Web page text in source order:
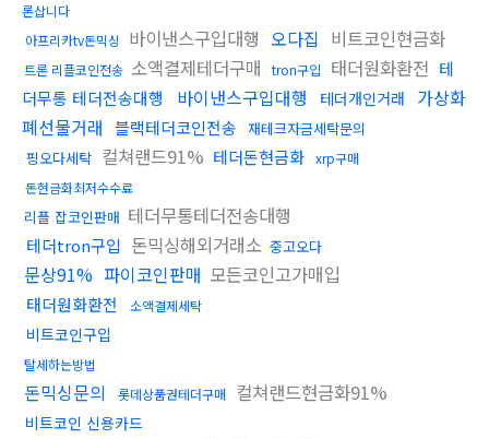
론삽니다
아프리카tv돈믹싱
바이낸스구입대행 오다집 비트코인현금화
트론 리플코인전송 소액결제테더구매 tron구입 태더원화환전 테
더무통 테더전송대행
바이낸스구입대행 테더개인거래
가상화
폐선물거래 블랙테더코인전송 재테크자금세탁문의
핑오다세탁 컬쳐랜드91% 테더돈현금화 xrp구매
돈현금화최저수수료
리플 잡코인판매 테더무통테더전송대행
테더tron구입 돈믹싱해외거래소 중고오다
문상91% 파이코인판매 모든코인고가매입
태더원화환전 소액결제세탁
비트코인구입
탈세하는방법
돈믹싱문의 롯데상품권테더구매 컬쳐랜드현금화91%
비트코인 신용카드